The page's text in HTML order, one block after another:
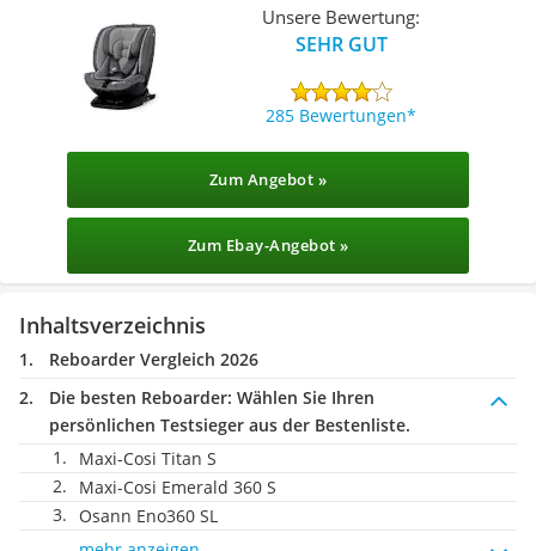
Unsere Bewertung:
SEHR GUT
285 Bewertungen
Zum Angebot »
Zum Ebay-Angebot »
Inhaltsverzeichnis
Reboarder Vergleich 2026
Die besten Reboarder: Wählen Sie Ihren
persönlichen Testsieger aus der Bestenliste.
Maxi-Cosi Titan S
Maxi-Cosi Emerald 360 S
Osann Eno360 SL